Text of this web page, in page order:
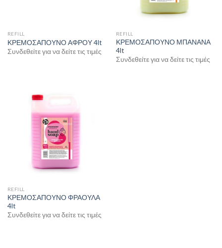
REFILL
ΚΡΕΜΟΣΑΠΟΥΝΟ ΑΦΡΟΥ 4lt
Συνδεθείτε για να δείτε τις τιμές
REFILL
ΚΡΕΜΟΣΑΠΟΥΝΟ ΜΠΑΝΑΝΑ
4lt
Συνδεθείτε για να δείτε τις τιμές
REFILL
ΚΡΕΜΟΣΑΠΟΥΝΟ ΦΡΑΟΥΛΑ
4lt
Συνδεθείτε για να δείτε τις τιμές